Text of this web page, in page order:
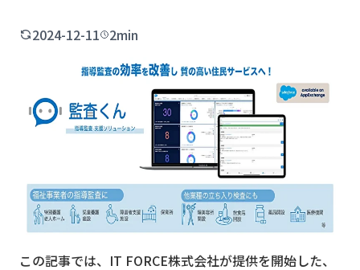
ビッグデータ
MVNO
スマート漁業
5G
クラウド
2024-12-11 2min
この記事では、IT FORCE株式会社が提供を開始した、